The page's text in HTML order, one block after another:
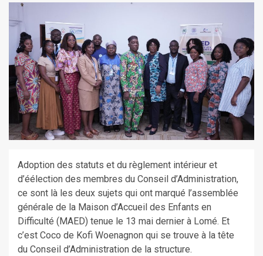
Adoption des statuts et du règlement intérieur et
d’éélection des membres du Conseil d’Administration,
ce sont là les deux sujets qui ont marqué l’assemblée
générale de la Maison d’Accueil des Enfants en
Difficulté (MAED) tenue le 13 mai dernier à Lomé. Et
c’est Coco de Kofi Woenagnon qui se trouve à la tête
du Conseil d’Administration de la structure.